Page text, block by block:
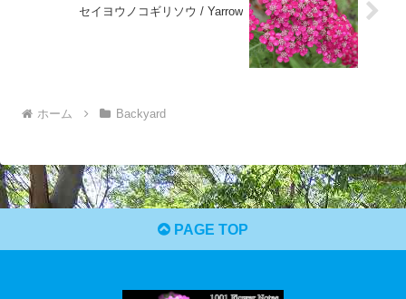
セイヨウノコギリソウ / Yarrow
ホーム Backyard
PAGE TOP